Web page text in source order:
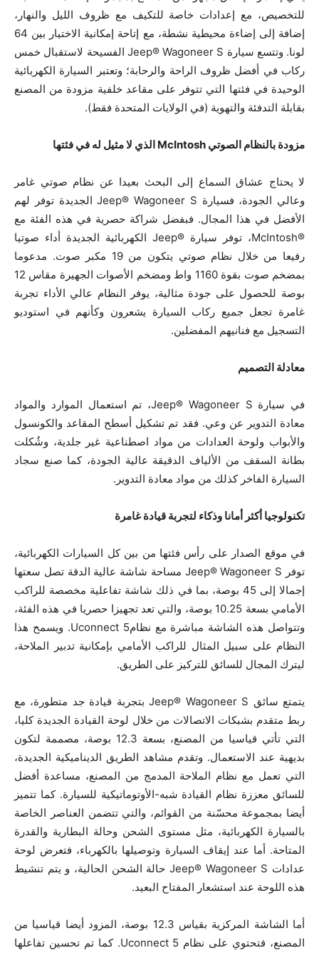
للتخصيص، مع إعدادات خاصة للتكيف مع ظروف الليل والنهار،
إضافة إلى إضاءة محيطية نشطة، مع إتاحة إمكانية الاختيار بين 64
لونا. وتتسع سيارة Jeep® Wagoneer S الفسيحة لاستقبال خمس
ركاب في أفضل ظروف الراحة والرحابة؛ وتعتبر السيارة الكهربائية
الوحيدة في فئتها التي تتوفر على مقاعد خلفية مزودة من المصنع
بقابلة التدفئة والتهوية (في الولايات المتحدة فقط).
مزودة بالنظام الصوتي McIntosh الذي لا مثيل له في فئتها
لا يحتاج عشاق السماع إلى البحث بعيدا عن نظام صوتي غامر
وعالي الجودة، فسيارة Jeep® Wagoneer S الجديدة توفر لهم
الأفضل في هذا المجال. فبفضل شراكة حصرية في هذه الفئة مع
®McIntosh، توفر سيارة ®Jeep الكهربائية الجديدة أداء صوتيا
رفيعا من خلال نظام صوتي يتكون من 19 مكبر صوت. مدعوما
بمضخم صوت بقوة 1160 واط ومضخم الأصوات الجهيرة مقاس 12
بوصة للحصول على جودة مثالية، يوفر النظام عالي الأداء تجربة
غامرة تجعل جميع ركاب السيارة يشعرون وكأنهم في استوديو
التسجيل مع فنانيهم المفضلين.
معادلة التصميم
في سيارة Jeep® Wagoneer S، تم استعمال الموارد والمواد
معادة التدوير عن وعي. فقد تم تشكيل أسطح المقاعد والكونسول
والأبواب ولوحة العدادات من مواد اصطناعية غير جلدية، وشُكلت
بطانة السقف من الألياف الدقيقة عالية الجودة، كما صنع سجاد
السيارة الفاخر كذلك من مواد معادة التدوير.
تكنولوجيا أكثر أمانا وذكاء لتجربة قيادة غامرة
في موقع الصدار على رأس فئتها من بين كل السيارات الكهربائية،
توفر Jeep® Wagoneer S مساحة شاشة عالية الدقة تصل سعتها
إجمالا إلى 45 بوصة، بما في ذلك شاشة تفاعلية مخصصة للراكب
الأمامي بسعة 10.25 بوصة، والتي تعد تجهيزا حصريا في هذه الفئة،
وتتواصل هذه الشاشة مباشرة مع نظامUconnect 5. ويسمح هذا
النظام على سبيل المثال للراكب الأمامي بإمكانية تدبير الملاحة،
ليترك المجال للسائق للتركيز على الطريق.
يتمتع سائق Jeep® Wagoneer S بتجربة قيادة جد متطورة، مع
ربط متقدم بشبكات الاتصالات من خلال لوحة القيادة الجديدة كليا،
التي تأتي قياسيا من المصنع، بسعة 12.3 بوصة، مصممة لتكون
بديهية عند الاستعمال. وتقدم مشاهد الطريق الديناميكية الجديدة،
التي تعمل مع نظام الملاحة المدمج من المصنع، مساعدة أفضل
للسائق معززة نظام القيادة شبه-الأوتوماتيكية للسيارة. كما تتميز
أيضا بمجموعة محسّنة من القوائم، والتي تتضمن العناصر الخاصة
بالسيارة الكهربائية، مثل مستوى الشحن وحالة البطارية والقدرة
المتاحة. أما عند إيقاف السيارة وتوصيلها بالكهرباء، فتعرض لوحة
عدادات Jeep® Wagoneer S حالة الشحن الحالية، و يتم تنشيط
هذه اللوحة عند استشعار المفتاح البعيد.
أما الشاشة المركزية بقياس 12.3 بوصة، المزود أيضا قياسيا من
المصنع، فتحتوي على نظام Uconnect 5. كما تم تحسين تفاعلها